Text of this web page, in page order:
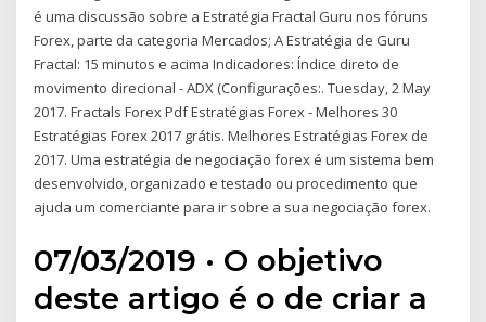
é uma discussão sobre a Estratégia Fractal Guru nos fóruns
Forex, parte da categoria Mercados; A Estratégia de Guru
Fractal: 15 minutos e acima Indicadores: Índice direto de
movimento direcional - ADX (Configurações:. Tuesday, 2 May
2017. Fractals Forex Pdf Estratégias Forex - Melhores 30
Estratégias Forex 2017 grátis. Melhores Estratégias Forex de
2017. Uma estratégia de negociação forex é um sistema bem
desenvolvido, organizado e testado ou procedimento que
ajuda um comerciante para ir sobre a sua negociação forex.
07/03/2019 · O objetivo
deste artigo é o de criar a